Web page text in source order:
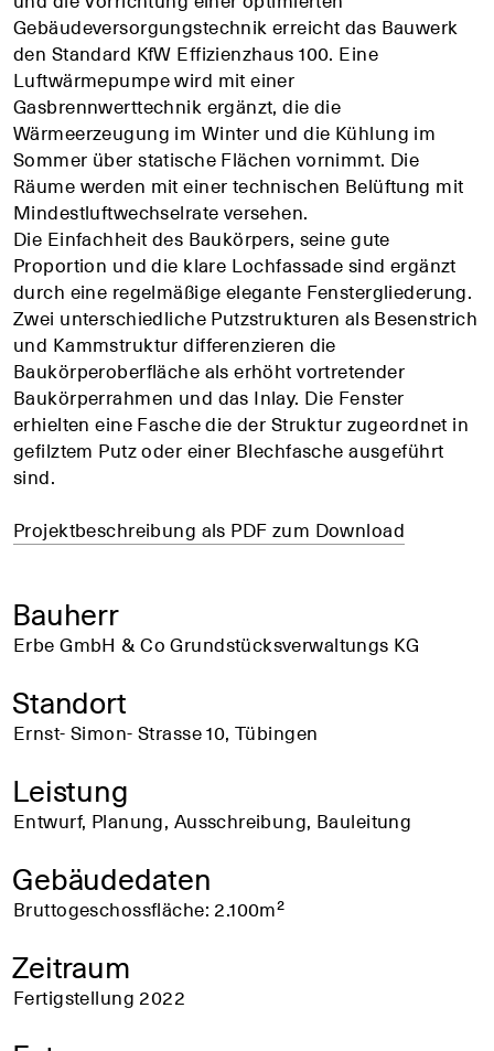
Gebäudeversorgungstechnik erreicht das Bauwerk
den Standard KfW Effizienzhaus 100. Eine
Luftwärmepumpe wird mit einer
Gasbrennwerttechnik ergänzt, die die
Wärmeerzeugung im Winter und die Kühlung im
Sommer über statische Flächen vornimmt. Die
Räume werden mit einer technischen Belüftung mit
Mindestluftwechselrate versehen.
Die Einfachheit des Baukörpers, seine gute
Proportion und die klare Lochfassade sind ergänzt
durch eine regelmäßige elegante Fenstergliederung.
Zwei unterschiedliche Putzstrukturen als Besenstrich
und Kammstruktur differenzieren die
Baukörperoberfläche als erhöht vortretender
Baukörperrahmen und das Inlay. Die Fenster
erhielten eine Fasche die der Struktur zugeordnet in
gefilztem Putz oder einer Blechfasche ausgeführt
sind.
Projektbeschreibung als PDF zum Download
Bauherr
Erbe GmbH & Co Grundstücksverwaltungs KG
Standort
Ernst- Simon- Strasse 10, Tübingen
Leistung
Entwurf, Planung, Ausschreibung, Bauleitung
Gebäudedaten
Bruttogeschossfläche: 2.100m²
Zeitraum
Fertigstellung 2022